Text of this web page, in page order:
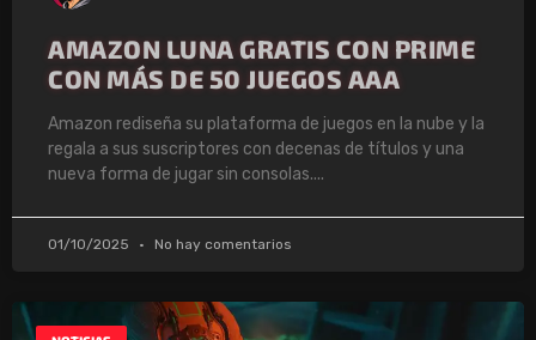
AMAZON LUNA GRATIS CON PRIME
CON MÁS DE 50 JUEGOS AAA
Amazon rediseña su plataforma de juegos en la nube y la
regala a sus suscriptores con decenas de títulos y una
nueva forma de jugar sin consolas.
01/10/2025 No hay comentarios